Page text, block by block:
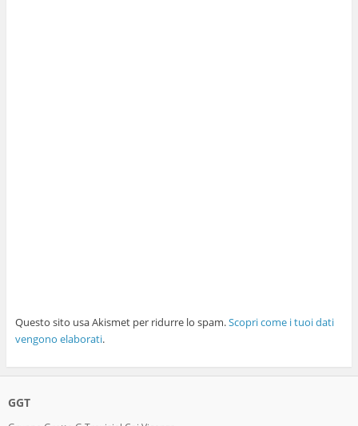
Questo sito usa Akismet per ridurre lo spam.Scopri come i tuoi dati
vengono elaborati.
GGT